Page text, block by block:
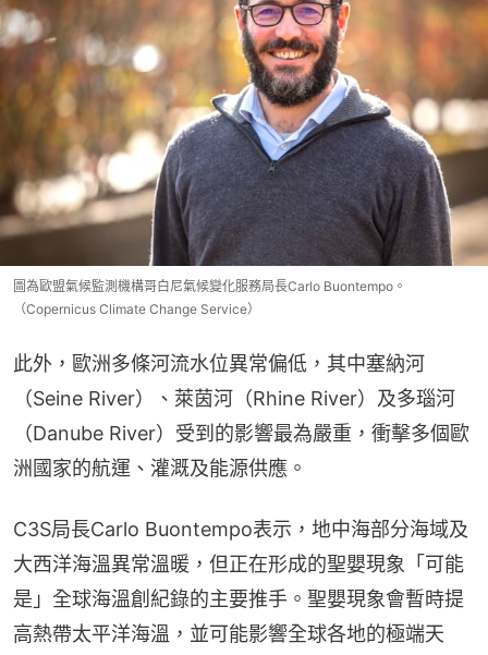
圖為歐盟氣候監測機構哥白尼氣候變化服務局長Carlo Buontempo。
（Copernicus Climate Change Service）
此外，歐洲多條河流水位異常偏低，其中塞納河
（Seine River）、萊茵河（Rhine River）及多瑙河
（Danube River）受到的影響最為嚴重，衝擊多個歐
洲國家的航運、灌溉及能源供應。
C3S局長Carlo Buontempo表示，地中海部分海域及
大西洋海溫異常溫暖，但正在形成的聖嬰現象「可能
是」全球海溫創紀錄的主要推手。聖嬰現象會暫時提
高熱帶太平洋海溫，並可能影響全球各地的極端天